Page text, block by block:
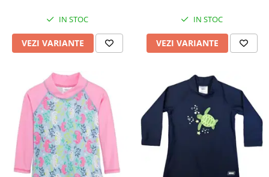
IN STOC
VEZI VARIANTE
IN STOC
VEZI VARIANTE